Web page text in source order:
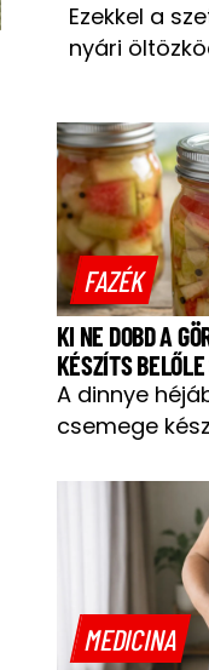
Ezekkel a
nyári
FAZÉK
KI NE DOBD A
KÉSZÍTS
A dinnye
csemege
MEDICINA